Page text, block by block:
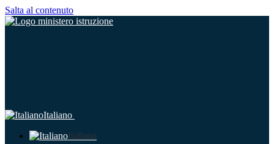
Salta al contenuto
Italiano
Italiano